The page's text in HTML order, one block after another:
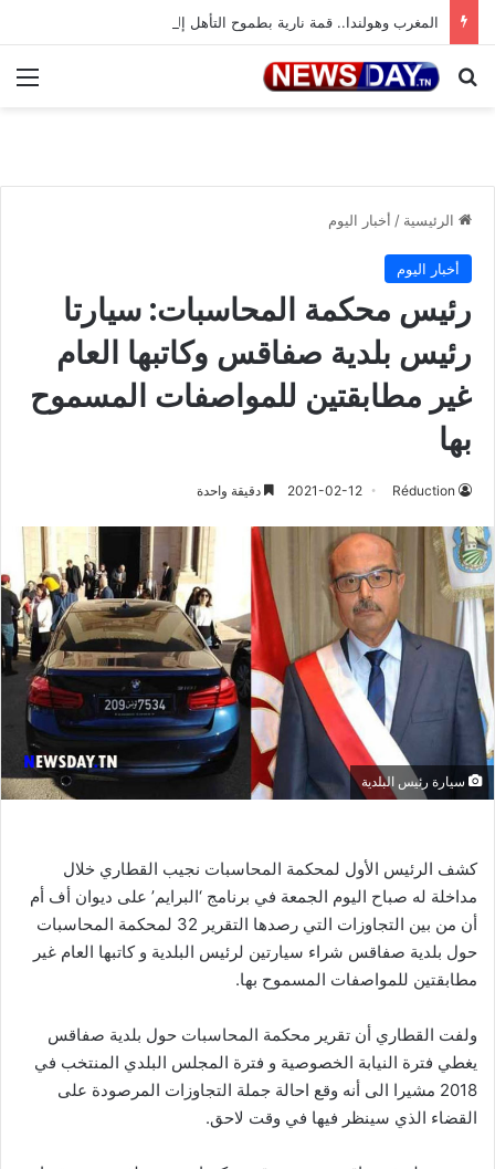
المغرب وهولندا.. قمة نارية بطموح التأهل إلى ثمن النهائي
بحث عن
الرئيسية / أخبار اليوم
أخبار اليوم
رئيس محكمة المحاسبات: سيارتا
رئيس بلدية صفاقس وكاتبها العام
غير مطابقتين للمواصفات المسموح
بها
Réduction
2021-02-12 دقيقة واحدة
سيارة رئيس البلدية
كشف الرئيس الأول لمحكمة المحاسبات نجيب القطاري خلال
مداخلة له صباح اليوم الجمعة في برنامج ‘البرايم’ على ديوان أف أم
أن من بين التجاوزات التي رصدها التقرير 32 لمحكمة المحاسبات
حول بلدية صفاقس شراء سيارتين لرئيس البلدية و كاتبها العام غير
مطابقتين للمواصفات المسموح بها.
ولفت القطاري أن تقرير محكمة المحاسبات حول بلدية صفاقس
يغطي فترة النيابة الخصوصية و فترة المجلس البلدي المنتخب في
2018 مشيرا الى أنه وقع احالة جملة التجاوزات المرصودة على
القضاء الذي سينظر فيها في وقت لاحق.